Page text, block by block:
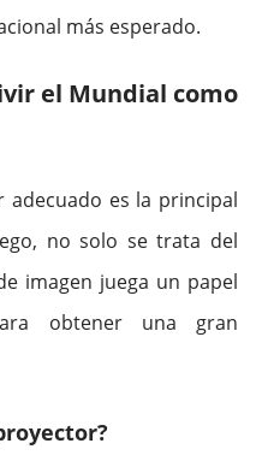
más esperado.
el Mundial como
adecuado es la principal
no solo se trata del
imagen juega un papel
obtener una gran